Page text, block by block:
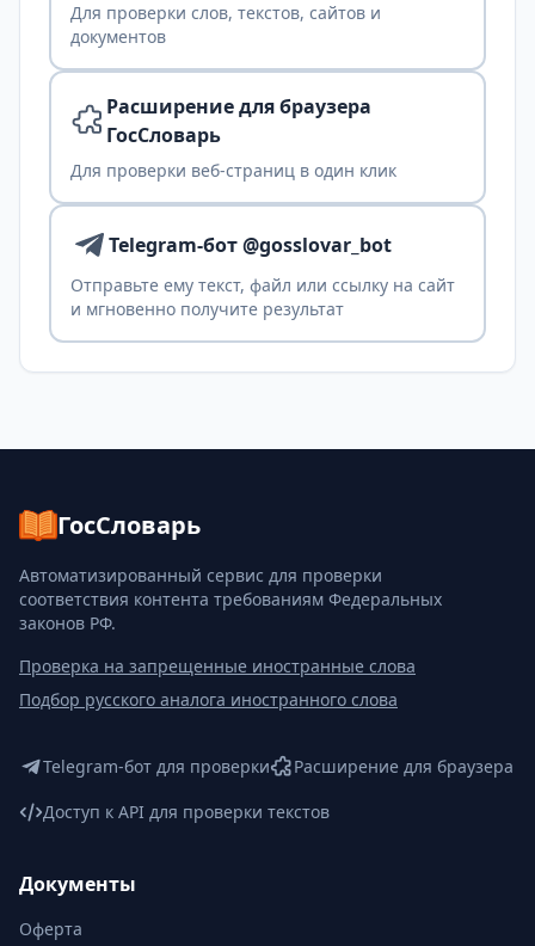
Для проверки слов, текстов, сайтов и
документов
Расширение для браузера
ГосСловарь
Для проверки веб-страниц в один клик
Telegram-бот @gosslovar_bot
Отправьте ему текст, файл или ссылку на сайт
и мгновенно получите результат
ГосСловарь
Автоматизированный сервис для проверки
соответствия контента требованиям Федеральных
законов РФ.
Проверка на запрещенные иностранные слова
Подбор русского аналога иностранного слова
Telegram-бот для проверки
Расширение для браузера
Доступ к API для проверки текстов
Документы
Оферта